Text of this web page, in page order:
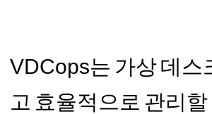
VDCops는 가상 데스
고 효율적으로 관리할